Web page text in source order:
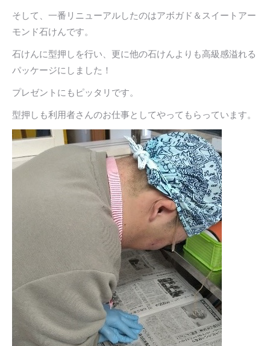
そして、一番リニューアルしたのはアボガド＆スイートアー
モンド石けんです。
石けんに型押しを行い、更に他の石けんよりも高級感溢れる
パッケージにしました！
プレゼントにもピッタリです。
型押しも利用者さんのお仕事としてやってもらっています。